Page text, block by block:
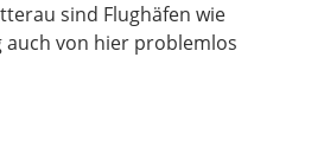
sind Flughäfen wie
auch von hier problemlos